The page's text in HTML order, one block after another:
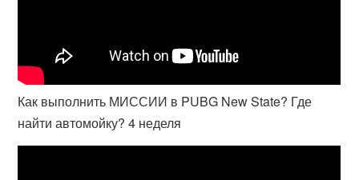
Как выполнить МИССИИ в PUBG New State? Где
найти автомойку? 4 неделя